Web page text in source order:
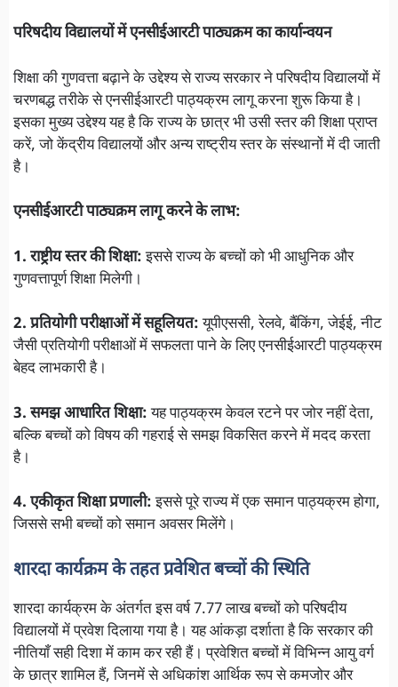
परिषदीय विद्यालयों में एनसीईआरटी पाठ्यक्रम का कार्यान्वयन
शिक्षा की गुणवत्ता बढ़ाने के उद्देश्य से राज्य सरकार ने परिषदीय विद्यालयों में
चरणबद्ध तरीके से एनसीईआरटी पाठ्यक्रम लागू करना शुरू किया है।
इसका मुख्य उद्देश्य यह है कि राज्य के छात्र भी उसी स्तर की शिक्षा प्राप्त
करें, जो केंद्रीय विद्यालयों और अन्य राष्ट्रीय स्तर के संस्थानों में दी जाती
है।
एनसीईआरटी पाठ्यक्रम लागू करने के लाभ:
1. राष्ट्रीय स्तर की शिक्षा:इससे राज्य के बच्चों को भी आधुनिक और
गुणवत्तापूर्ण शिक्षा मिलेगी।
2. प्रतियोगी परीक्षाओं में सहूलियत:यूपीएससी, रेलवे, बैंकिंग, जेईई, नीट
जैसी प्रतियोगी परीक्षाओं में सफलता पाने के लिए एनसीईआरटी पाठ्यक्रम
बेहद लाभकारी है।
3. समझ आधारित शिक्षा:यह पाठ्यक्रम केवल रटने पर जोर नहीं देता,
बल्कि बच्चों को विषय की गहराई से समझ विकसित करने में मदद करता
है।
4. एकीकृत शिक्षा प्रणाली:इससे पूरे राज्य में एक समान पाठ्यक्रम होगा,
जिससे सभी बच्चों को समान अवसर मिलेंगे।
शारदा कार्यक्रम के तहत प्रवेशित बच्चों की स्थिति
शारदा कार्यक्रम के अंतर्गत इस वर्ष 7.77 लाख बच्चों को परिषदीय
विद्यालयों में प्रवेश दिलाया गया है। यह आंकड़ा दर्शाता है कि सरकार की
नीतियाँ सही दिशा में काम कर रही हैं। प्रवेशित बच्चों में विभिन्न आयु वर्ग
के छात्र शामिल हैं, जिनमें से अधिकांश आर्थिक रूप से कमजोर और